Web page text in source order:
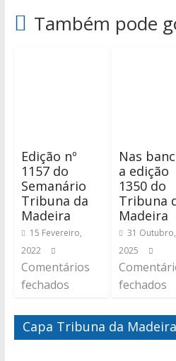
Também pode
Edição nº
1157 do
Semanário
Tribuna da
Madeira
15 Fevereiro,
2022
Comentários
fechados
Nas
a edição
1350 do
Tribuna
Madeira
31 Outubro,
2025
fechados
Capa Tribuna da Madeira